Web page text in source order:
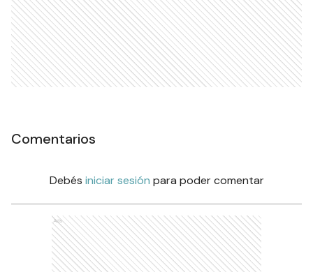
Comentarios
Debés iniciar sesión para poder comentar
Ads